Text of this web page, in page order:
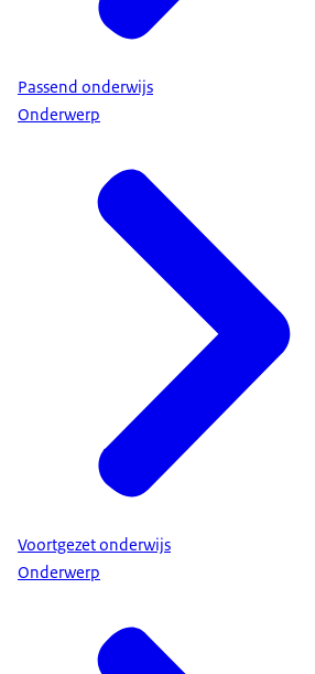
Passend onderwijs
Onderwerp
Voortgezet onderwijs
Onderwerp